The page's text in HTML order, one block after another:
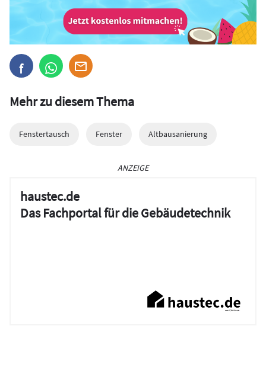
Mehr zu diesem Thema
Fenstertausch Fenster Altbausanierung
ANZEIGE
haustec.de
Das Fachportal für die Gebäudetechnik